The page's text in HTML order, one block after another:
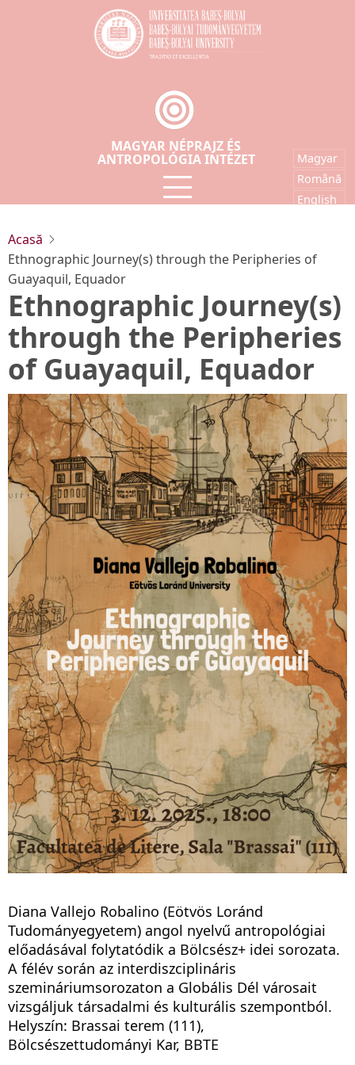
MAGYAR NÉPRAJZ ÉS
ANTROPOLÓGIA INTÉZET
Magyar
Română
English
Acasă
Ethnographic Journey(s) through the Peripheries of
Guayaquil, Equador
Ethnographic Journey(s)
through the Peripheries
of Guayaquil, Equador
Diana Vallejo Robalino (Eötvös Loránd
Tudományegyetem) angol nyelvű antropológiai
előadásával folytatódik a Bölcsész+ idei sorozata.
A félév során az interdiszciplináris
szemináriumsorozaton a Globális Dél városait
vizsgáljuk társadalmi és kulturális szempontból.
Helyszín: Brassai terem (111),
Bölcsészettudományi Kar, BBTE